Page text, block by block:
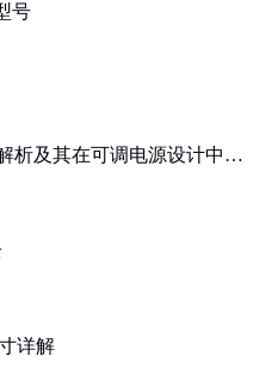
号
析及其在可调电源设计中的
详解